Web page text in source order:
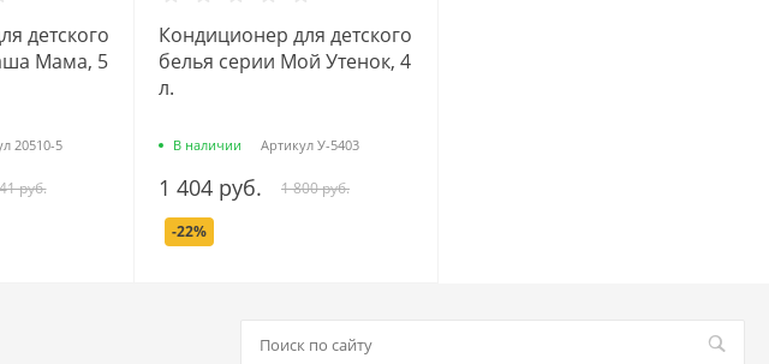
детского
Мама, 5
20510-5
руб.
Кондиционер для детского
белья серии Мой Утенок, 4
л.
В наличии Артикул У-5403
1 404 руб. 1 800 руб.
-22%